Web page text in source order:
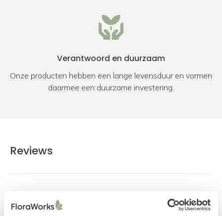
Verantwoord en duurzaam
Onze producten hebben een lange levensduur en vormen
daarmee een duurzame investering.
Reviews